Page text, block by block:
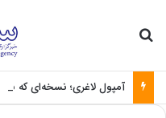
آمپول لاغری؛ نسخه‌ای که